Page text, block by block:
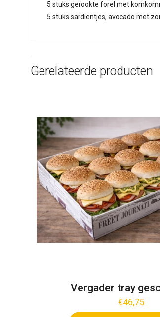
5 stuks gerookte forel met
5 stuks sardientjes, avocado met
Gerelateerde producten
Vergader tray
€46,75